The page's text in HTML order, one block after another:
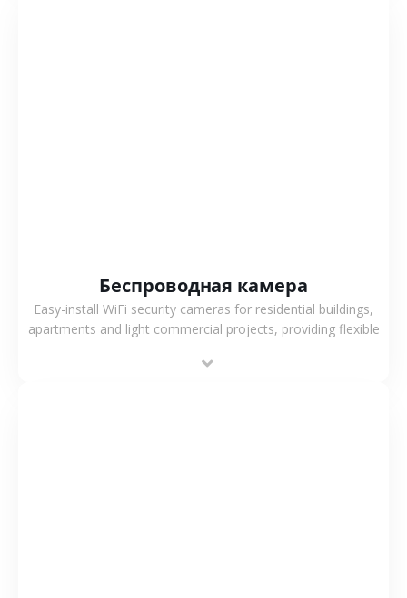
Беспроводная камера
Easy-install WiFi security cameras for residential buildings,
apartments and light commercial projects, providing flexible